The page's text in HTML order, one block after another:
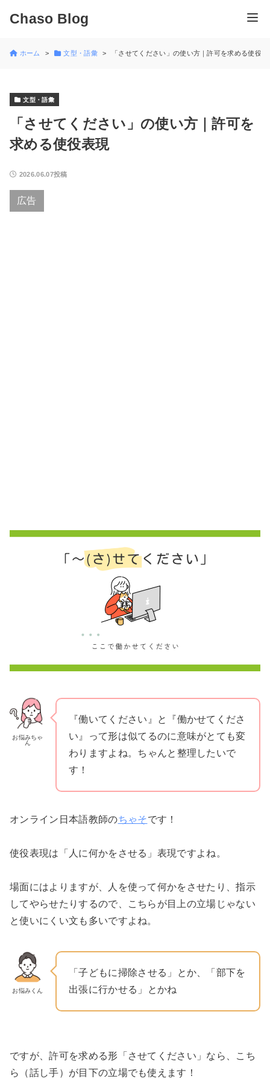
Chaso Blog
ホーム 文型・語彙 「させてください」の使い方｜許可を求める使役表
文型・語彙
「させてください」の使い方｜許可を
求める使役表現
2026.06.07投稿
広告
お悩みちゃ
ん
『働いてください』と『働かせてくださ
い』って形は似てるのに意味がとても変
わりますよね。ちゃんと整理したいで
す！
オンライン日本語教師のちゃそです！
使役表現は「人に何かをさせる」表現ですよね。
場面にはよりますが、人を使って何かをさせたり、指示
してやらせたりするので、こちらが目上の立場じゃない
と使いにくい文も多いですよね。
お悩みくん
「子どもに掃除させる」とか、「部下を
出張に行かせる」とかね
ですが、許可を求める形「させてください」なら、こち
ら（話し手）が目下の立場でも使えます！